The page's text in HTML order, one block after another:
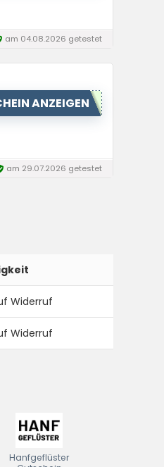
am 04.08.2026 getestet
ANZEIGEN
am 29.07.2026 getestet
Widerruf
Widerruf
Hanfgeflüster